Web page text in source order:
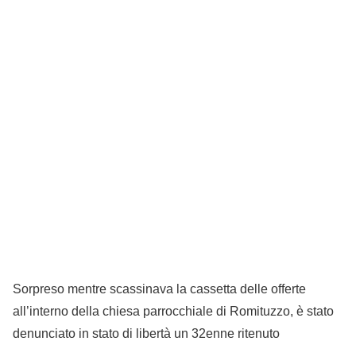
Sorpreso mentre scassinava la cassetta delle offerte
all’interno della chiesa parrocchiale di Romituzzo, è stato
denunciato in stato di libertà un 32enne ritenuto